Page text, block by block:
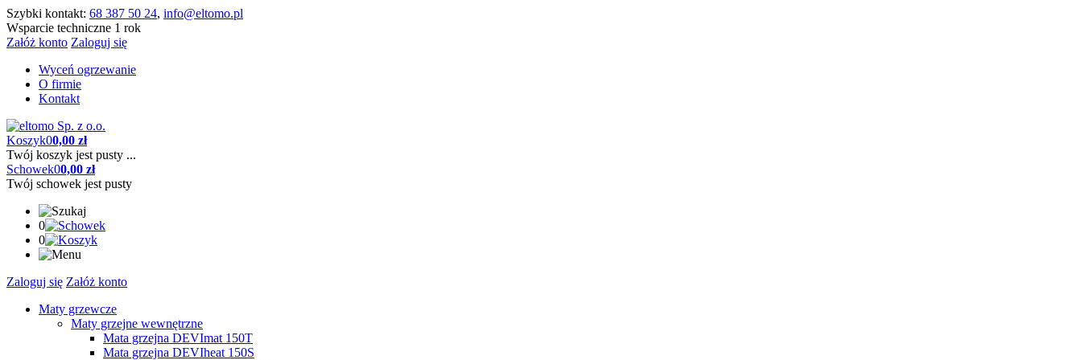
Szybki kontakt: 68 387 50 24, info@eltomo.pl
Wsparcie techniczne 1 rok
Załóż konto Zaloguj się
Wyceń ogrzewanie
O firmie
Kontakt
Koszyk00,00 zł
Twój koszyk jest pusty ...
Schowek00,00 zł
Twój schowek jest pusty
0
0
Zaloguj się Załóż konto
Maty grzewcze
Maty grzejne wewnętrzne
Mata grzejna DEVImat 150T
Mata grzejna DEVIheat 150S